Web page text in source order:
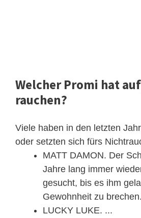
Welcher Promi hat
rauchen?
Viele haben in den letzten
oder setzten sich fürs
MATT DAMON. Der
Jahre lang immer
gesucht, bis es ihm
Gewohnheit zu brechen.
LUCKY LUKE. ...